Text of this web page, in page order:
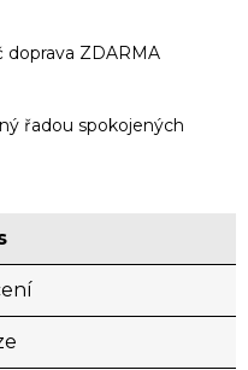
doprava ZDARMA
řadou spokojených